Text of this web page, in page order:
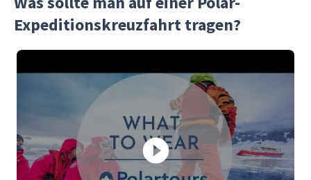
Expeditionskreuzfahrt tragen?